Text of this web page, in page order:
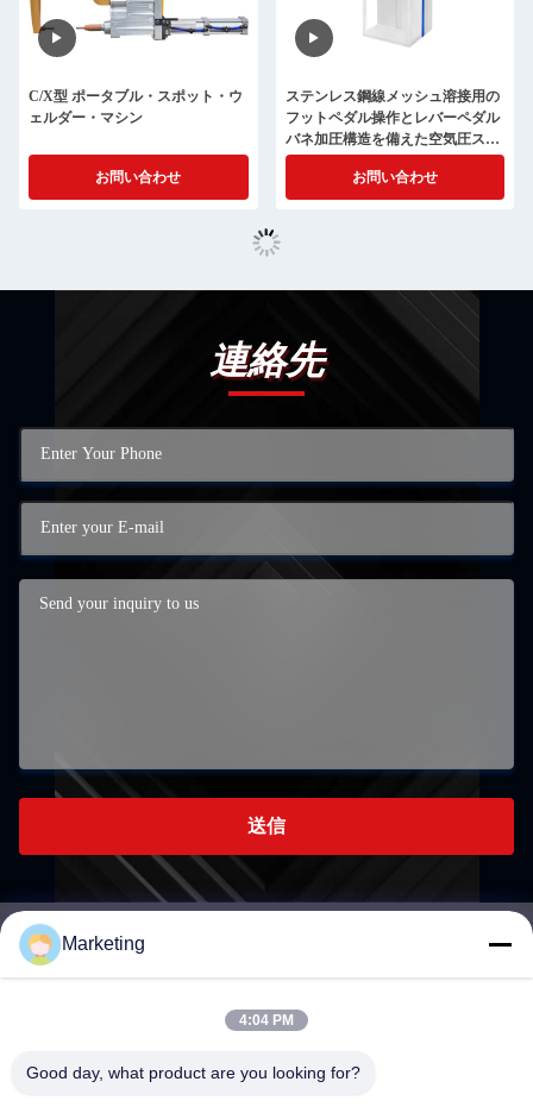
C/X型 ポータブル・スポット・ウ
ェルダー・マシン
お問い合わせ
ステンレス鋼線メッシュ溶接用の
フットペダル操作とレバーペダル
バネ加圧構造を備えた空気圧スポ
ット溶接機
お問い合わせ
連絡先
送信
marketing@hwashi.com
Marketing
4:04 PM
Good day, what product are you looking for?